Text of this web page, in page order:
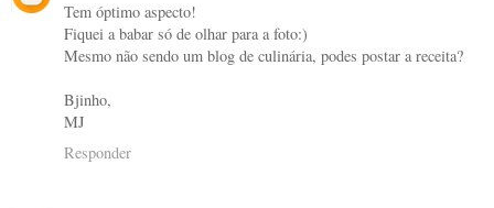
Tem óptimo aspecto!
Fiquei a babar só de olhar para a foto:)
Mesmo não sendo um blog de culinária, podes postar a receita?
Bjinho,
MJ
Responder